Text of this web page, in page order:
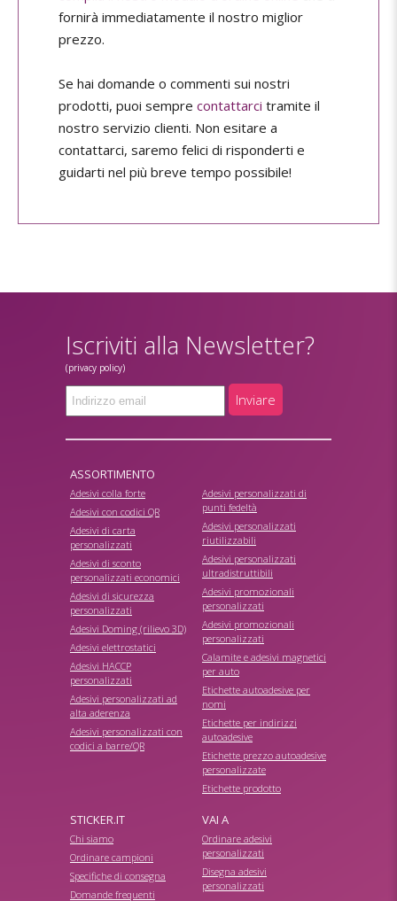
fornirà immediatamente il nostro miglior
prezzo.
Se hai domande o commenti sui nostri
prodotti, puoi sempre contattarci tramite il
nostro servizio clienti. Non esitare a
contattarci, saremo felici di risponderti e
guidarti nel più breve tempo possibile!
Iscriviti alla Newsletter?
(privacy policy)
Inviare
ASSORTIMENTO
Adesivi colla forte
Adesivi con codici QR
Adesivi di carta
personalizzati
Adesivi di sconto
personalizzati economici
Adesivi di sicurezza
personalizzati
Adesivi Doming (rilievo 3D)
Adesivi elettrostatici
Adesivi HACCP
personalizzati
Adesivi personalizzati ad
alta aderenza
Adesivi personalizzati con
codici a barre/QR
Adesivi personalizzati di
punti fedeltà
Adesivi personalizzati
riutilizzabili
Adesivi personalizzati
ultradistruttibili
Adesivi promozionali
personalizzati
Adesivi promozionali
personalizzati
Calamite e adesivi magnetici
per auto
Etichette autoadesive per
nomi
Etichette per indirizzi
autoadesive
Etichette prezzo autoadesive
personalizzate
Etichette prodotto
STICKER.IT
Chi siamo
Ordinare campioni
Specifiche di consegna
Domande frequenti
VAI A
Ordinare adesivi
personalizzati
Disegna adesivi
personalizzati